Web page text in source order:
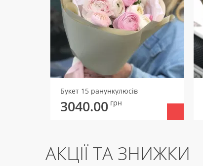
Букет 15 ранункулюсів
3040.00 грн
АКЦІЇ ТА ЗНИЖКИ